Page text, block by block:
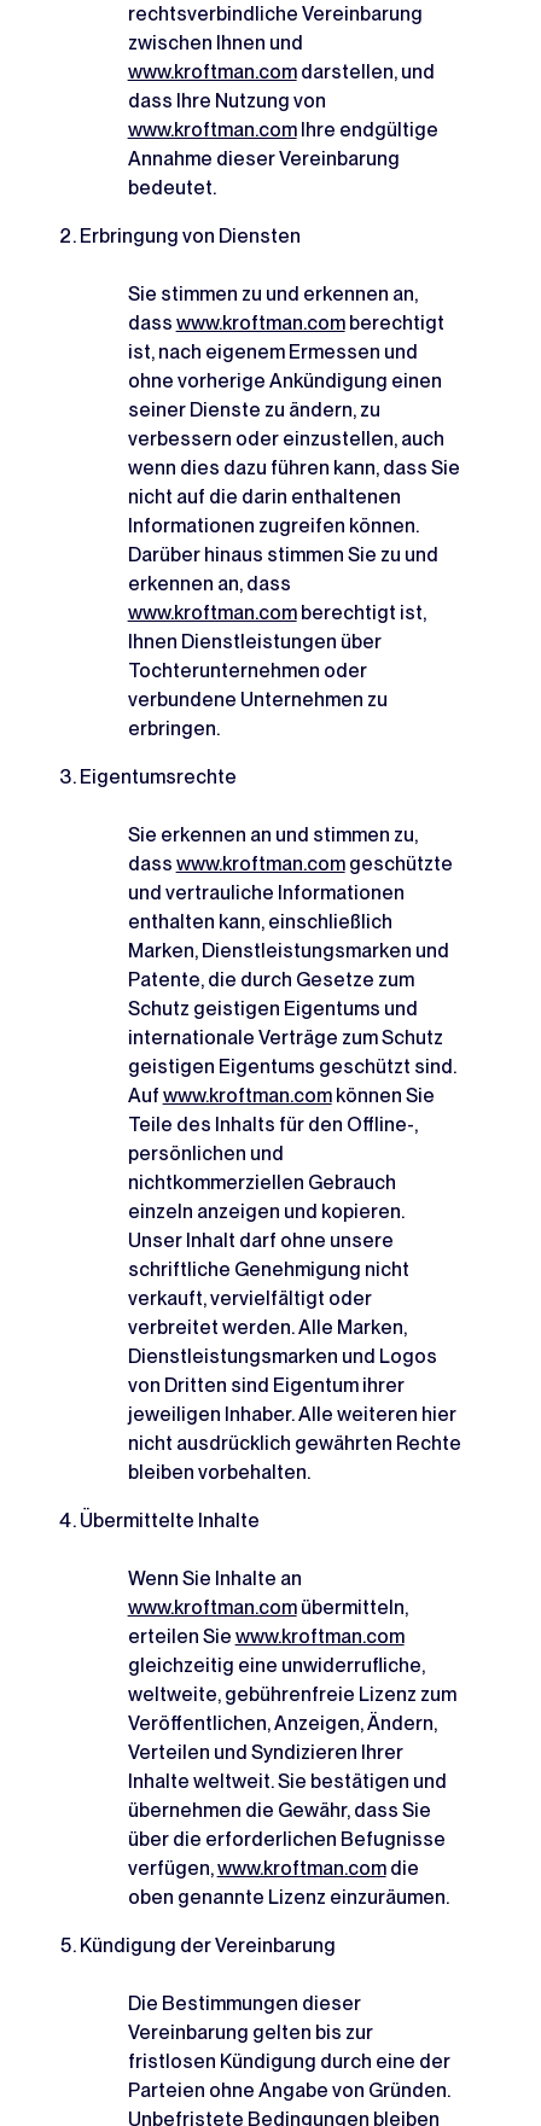
rechtsverbindliche Vereinbarung
zwischen Ihnen und
www.kroftman.comdarstellen, und
dass Ihre Nutzung von
www.kroftman.comIhre endgültige
Annahme dieser Vereinbarung
bedeutet.
Erbringung von Diensten
Sie stimmen zu und erkennen an,
dass www.kroftman.comberechtigt
ist, nach eigenem Ermessen und
ohne vorherige Ankündigung einen
seiner Dienste zu ändern, zu
verbessern oder einzustellen, auch
wenn dies dazu führen kann, dass Sie
nicht auf die darin enthaltenen
Informationen zugreifen können.
Darüber hinaus stimmen Sie zu und
erkennen an, dass
www.kroftman.comberechtigt ist,
Ihnen Dienstleistungen über
Tochterunternehmen oder
verbundene Unternehmen zu
erbringen.
Eigentumsrechte
Sie erkennen an und stimmen zu,
dass www.kroftman.comgeschützte
und vertrauliche Informationen
enthalten kann, einschließlich
Marken, Dienstleistungsmarken und
Patente, die durch Gesetze zum
Schutz geistigen Eigentums und
internationale Verträge zum Schutz
geistigen Eigentums geschützt sind.
Auf www.kroftman.comkönnen Sie
Teile des Inhalts für den Offline-,
persönlichen und
nichtkommerziellen Gebrauch
einzeln anzeigen und kopieren.
Unser Inhalt darf ohne unsere
schriftliche Genehmigung nicht
verkauft, vervielfältigt oder
verbreitet werden. Alle Marken,
Dienstleistungsmarken und Logos
von Dritten sind Eigentum ihrer
jeweiligen Inhaber. Alle weiteren hier
nicht ausdrücklich gewährten Rechte
bleiben vorbehalten.
Übermittelte Inhalte
Wenn Sie Inhalte an
www.kroftman.comübermitteln,
erteilen Sie www.kroftman.com
gleichzeitig eine unwiderrufliche,
weltweite, gebührenfreie Lizenz zum
Veröffentlichen, Anzeigen, Ändern,
Verteilen und Syndizieren Ihrer
Inhalte weltweit. Sie bestätigen und
übernehmen die Gewähr, dass Sie
über die erforderlichen Befugnisse
verfügen,www.kroftman.comdie
oben genannte Lizenz einzuräumen.
Kündigung der Vereinbarung
Die Bestimmungen dieser
Vereinbarung gelten bis zur
fristlosen Kündigung durch eine der
Parteien ohne Angabe von Gründen.
Unbefristete Bedingungen bleiben